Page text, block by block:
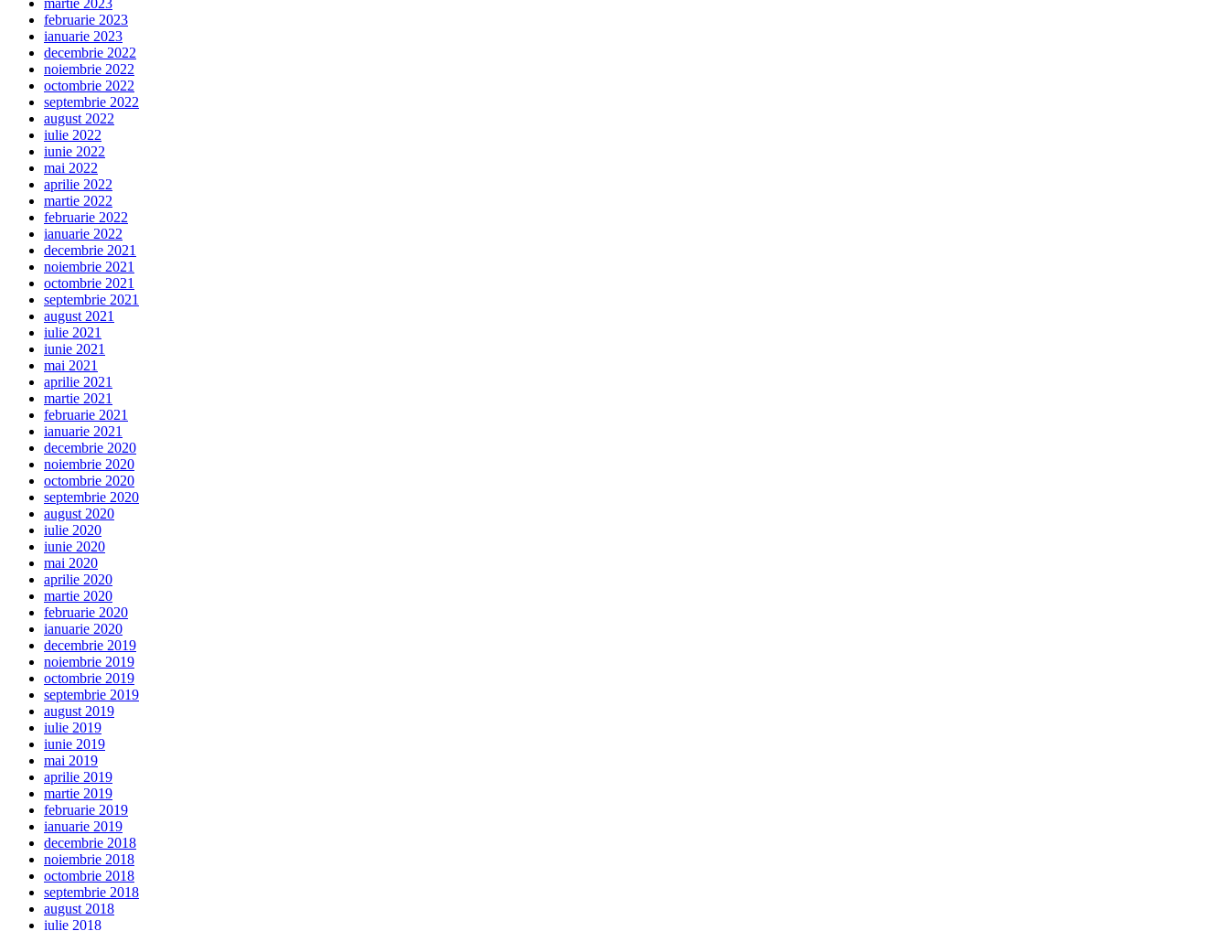
februarie 2023
ianuarie 2023
decembrie 2022
noiembrie 2022
octombrie 2022
septembrie 2022
august 2022
iulie 2022
iunie 2022
mai 2022
aprilie 2022
martie 2022
februarie 2022
ianuarie 2022
decembrie 2021
noiembrie 2021
octombrie 2021
septembrie 2021
august 2021
iulie 2021
iunie 2021
mai 2021
aprilie 2021
martie 2021
februarie 2021
ianuarie 2021
decembrie 2020
noiembrie 2020
octombrie 2020
septembrie 2020
august 2020
iulie 2020
iunie 2020
mai 2020
aprilie 2020
martie 2020
februarie 2020
ianuarie 2020
decembrie 2019
noiembrie 2019
octombrie 2019
septembrie 2019
august 2019
iulie 2019
iunie 2019
mai 2019
aprilie 2019
martie 2019
februarie 2019
ianuarie 2019
decembrie 2018
noiembrie 2018
octombrie 2018
septembrie 2018
august 2018
iulie 2018